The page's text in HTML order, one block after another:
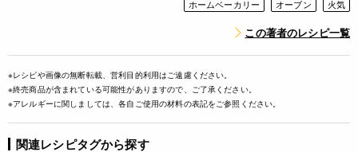
ホームベーカリー オーブン 火気
この著者のレシピ一覧
※レシピや画像の無断転載、営利目的利用はご遠慮ください。
※終売商品が含まれている可能性がありますので、ご了承ください。
※アレルギーに関しましては、各自ご使用の材料の表記をご参照ください。
関連レシピタグから探す